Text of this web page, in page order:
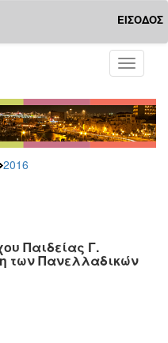
ΕΙΣΟΔΟΣ
Toggle
2016
Παιδείας Γ.
των Πανελλαδικών